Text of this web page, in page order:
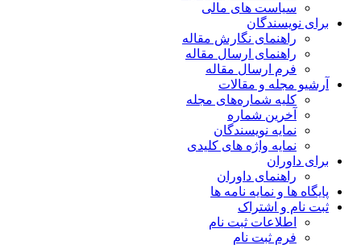
سیاست های مالی
برای نویسندگان
راهنمای نگارش مقاله
راهنمای ارسال مقاله
فرم ارسال مقاله
آرشیو مجله و مقالات
کلیه شماره‌های مجله
آخرین شماره
نمایه نویسندگان
نمایه واژه های کلیدی
برای داوران
راهنمای داوران
پایگاه ها و نمایه نامه ها
ثبت نام و اشتراک
اطلاعات ثبت نام
فرم ثبت نام